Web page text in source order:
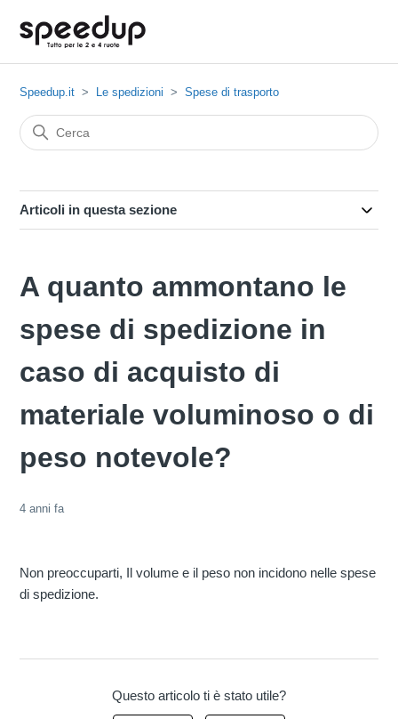
Speedup.it Le spedizioni Spese di trasporto
Articoli in questa sezione
A quanto ammontano le
spese di spedizione in
caso di acquisto di
materiale voluminoso o di
peso notevole?
4 anni fa
Non preoccuparti, Il volume e il peso non incidono nelle spese
di spedizione.
Questo articolo ti è stato utile?